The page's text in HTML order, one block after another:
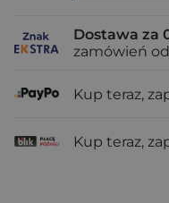
Dostawa za
zamówień od
Kup teraz,
Kup teraz,